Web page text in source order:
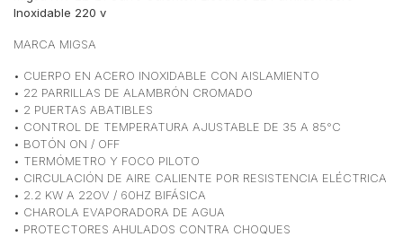
Inoxidable 220 v
MARCA MIGSA
• CUERPO EN ACERO INOXIDABLE CON AISLAMIENTO
• 22 PARRILLAS DE ALAMBRÓN CROMADO
• 2 PUERTAS ABATIBLES
• CONTROL DE TEMPERATURA AJUSTABLE DE 35 A 85°C
• BOTÓN ON / OFF
• TERMÓMETRO Y FOCO PILOTO
• CIRCULACIÓN DE AIRE CALIENTE POR RESISTENCIA ELÉCTRICA
• 2.2 KW A 22OV / 60HZ BIFÁSICA
• CHAROLA EVAPORADORA DE AGUA
• PROTECTORES AHULADOS CONTRA CHOQUES